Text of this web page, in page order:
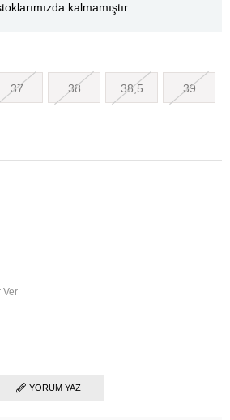
kalmamıştır.
37 38 38,5 39
Ver
YORUM YAZ